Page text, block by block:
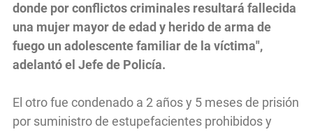
donde por conflictos criminales resultará fallecida
una mujer mayor de edad y herido de arma de
fuego un adolescente familiar de la víctima",
adelantó el Jefe de Policía.
El otro fue condenado a 2 años y 5 meses de prisión
por suministro de estupefacientes prohibidos y